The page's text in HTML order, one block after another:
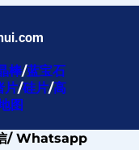
棒/蓝宝石
片/硅片/高
图
/ Whatsapp